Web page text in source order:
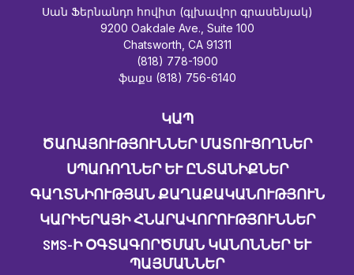
Սան Ֆերնանդո հովիտ (գլխավոր գրասենյակ)
9200 Oakdale Ave., Suite 100
Chatsworth, CA 91311
(818) 778-1900
ֆաքս (818) 756-6140
ԿԱՊ
ԾԱՌԱՅՈՒԹՅՈՒՆՆԵՐ ՄԱՏՈՒՑՈՂՆԵՐ
ՍՊԱՌՈՂՆԵՐ ԵՒ ԸՆՏԱՆԻՔՆԵՐ
ԳԱՂՏՆԻՈՒԹՅԱՆ ՔԱՂԱՔԱԿԱՆՈՒԹՅՈՒՆ
ԿԱՐԻԵՐԱՅԻ ՀՆԱՐԱՎՈՐՈՒԹՅՈՒՆՆԵՐ
SMS-Ի ՕԳՏԱԳՈՐԾՄԱՆ ԿԱՆՈՆՆԵՐ ԵՒ Պ
ԱՅՄԱՆՆԵՐ